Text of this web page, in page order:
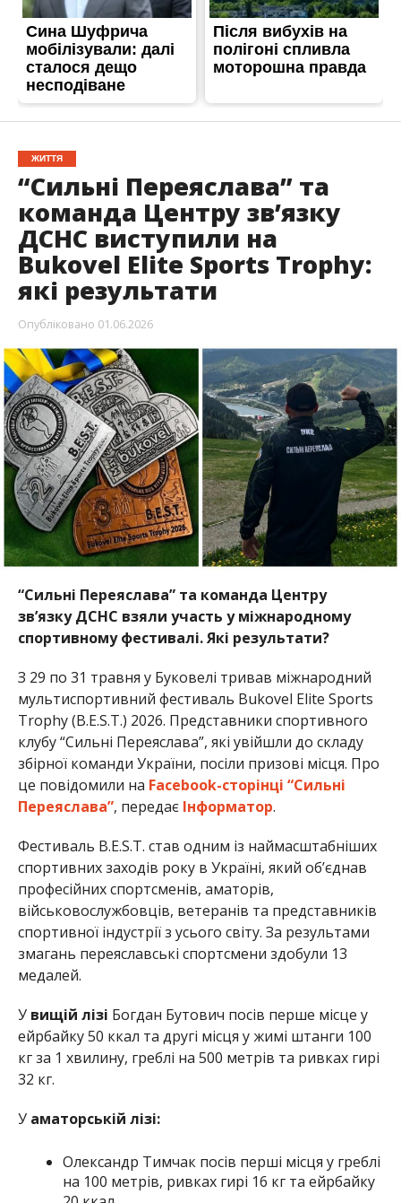
ЖИТТЯ
“Сильні Переяслава” та
команда Центру зв’язку
ДСНС виступили на
Bukovel Elite Sports Trophy:
які результати
Опубліковано 01.06.2026
“Сильні Переяслава” та команда Центру
зв’язку ДСНС взяли участь у міжнародному
спортивному фестивалі. Які результати?
З 29 по 31 травня у Буковелі тривав міжнародний
мультиспортивний фестиваль Bukovel Elite Sports
Trophy (B.E.S.T.) 2026. Представники спортивного
клубу “Сильні Переяслава”, які увійшли до складу
збірної команди України, посіли призові місця. Про
це повідомили на Facebook-сторінці “Сильні
Переяслава”, передає Інформатор.
Фестиваль B.E.S.T. став одним із наймасштабніших
спортивних заходів року в Україні, який об’єднав
професійних спортсменів, аматорів,
військовослужбовців, ветеранів та представників
спортивної індустрії з усього світу. За результами
змагань переяславські спортсмени здобули 13
медалей.
У вищій лізі Богдан Бутович посів перше місце у
ейрбайку 50 ккал та другі місця у жимі штанги 100
кг за 1 хвилину, греблі на 500 метрів та ривках гирі
32 кг.
У аматорській лізі:
Олександр Тимчак посів перші місця у греблі
на 100 метрів, ривках гирі 16 кг та ейрбайку